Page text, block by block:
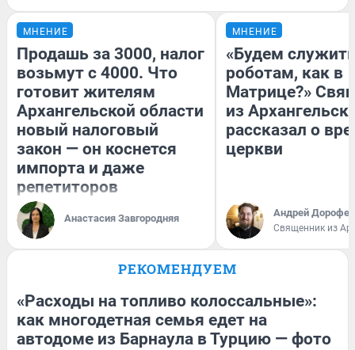
МНЕНИЕ
Продашь за 3000, налог
возьмут с 4000. Что
готовит жителям
Архангельской области
новый налоговый
закон — он коснется
импорта и даже
репетиторов
Анастасия Завгородняя
МНЕНИЕ
«Будем
роботам, как в
Матрице?»
из
рассказал о
церкви
Андрей
Священник из
РЕКОМЕНДУЕМ
«Расходы на топливо колоссальные»:
как многодетная семья едет на
автодоме из Барнаула в Турцию — фото